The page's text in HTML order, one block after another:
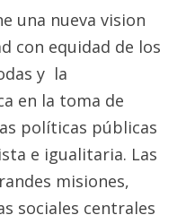
una nueva vision
con equidad de los
y la
en la toma de
políticas públicas
e igualitaria. Las
misiones,
sociales centrales